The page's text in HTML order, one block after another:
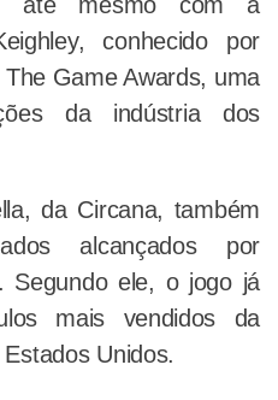
conhecido por
Game Awards, uma
da indústria dos
da Circana, também
alcançados por
Segundo ele, o jogo já
mais vendidos da
Unidos.